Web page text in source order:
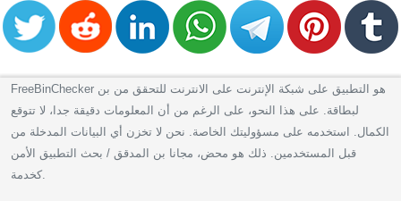
FreeBinChecker هو التطبيق على شبكة الإنترنت على الانترنت للتحقق من بن
لبطاقة. على هذا النحو، على الرغم من أن المعلومات دقيقة جدا، لا تتوقع
الكمال. استخدمه على مسؤوليتك الخاصة. نحن لا تخزن أي البيانات المدخلة من
قبل المستخدمين. ذلك هو محض، مجانا بن المدقق / بحث التطبيق الأمن